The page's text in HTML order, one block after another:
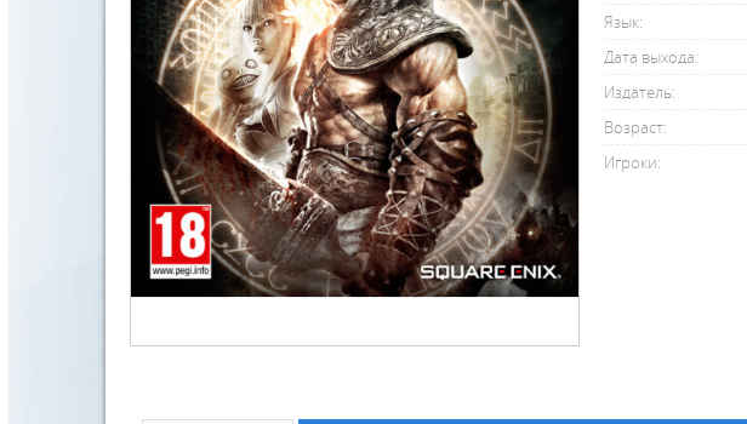
Язык:
Дата выхода:
Издатель:
Возраст:
Игроки: